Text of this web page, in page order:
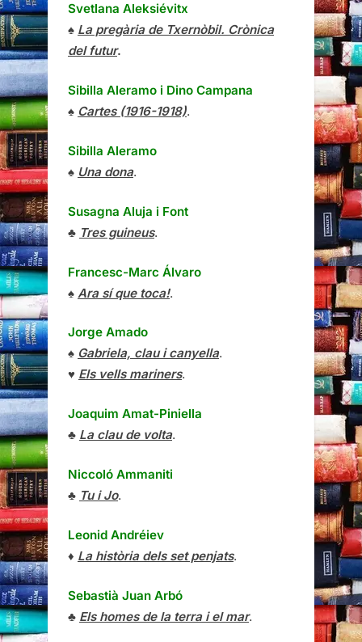
Svetlana Aleksiévitx
♠ La pregària de Txernòbil. Crònica
del futur.
Sibilla Aleramo i Dino Campana
♠ Cartes (1916-1918).
Sibilla Aleramo
♠ Una dona.
Susagna Aluja i Font
♣ Tres guineus.
Francesc-Marc Álvaro
♠ Ara sí que toca!.
Jorge Amado
♠ Gabriela, clau i canyella.
♥ Els vells mariners.
Joaquim Amat-Piniella
♣ La clau de volta.
Niccoló Ammaniti
♣ Tu i Jo.
Leonid Andréiev
♦ La història dels set penjats.
Sebastià Juan Arbó
♣ Els homes de la terra i el mar.